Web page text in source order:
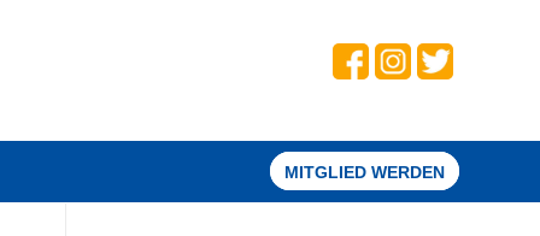
MITGLIED WERDEN